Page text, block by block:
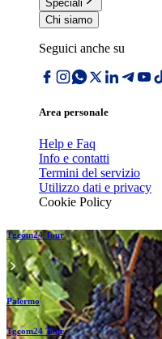
Speciali
Chi siamo
Seguici anche su
Area personale
Help e Faq
Info e contatti
Termini del servizio
Utilizzo dati e privacy
Cookie Policy
Tgcom24 Tour
Palermo
Tgcom24 Tour